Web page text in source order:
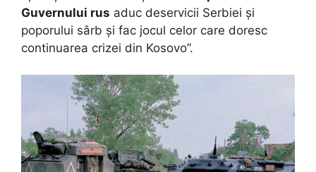
Guvernului rus aduc deservicii Serbiei și
poporului sârb și fac jocul celor care doresc
continuarea crizei din Kosovo”.